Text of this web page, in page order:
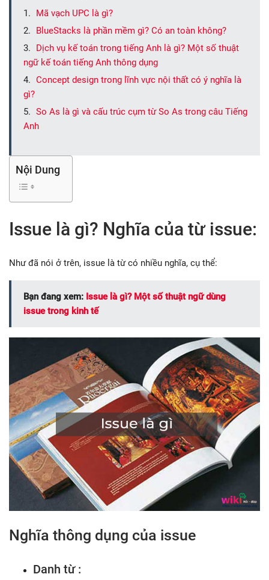
Mã vạch UPC là gì?
BlueStacks là phần mềm gì? Có an toàn không?
Dịch vụ kế toán trong tiếng Anh là gì? Một số thuật
ngữ kế toán tiếng Anh thông dụng
Concept design trong lĩnh vực nội thất có ý nghĩa là
gì?
So As là gì và cấu trúc cụm từ So As trong câu Tiếng
Anh
Nội Dung
Issue là gì? Nghĩa của từ issue:
Như đã nói ở trên, issue là từ có nhiều nghĩa, cụ thể:
Bạn đang xem: Issue là gì? Một số thuật ngữ dùng
issue trong kinh tế
Nghĩa thông dụng của issue
Danh từ :